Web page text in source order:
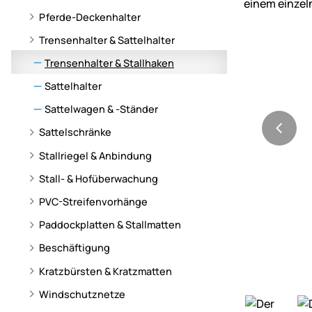
Pferde-Deckenhalter
Trensenhalter & Sattelhalter
Trensenhalter & Stallhaken
Sattelhalter
Sattelwagen & -Ständer
Sattelschränke
Stallriegel & Anbindung
Stall- & Hofüberwachung
PVC-Streifenvorhänge
Paddockplatten & Stallmatten
Beschäftigung
Kratzbürsten & Kratzmatten
Windschutznetze